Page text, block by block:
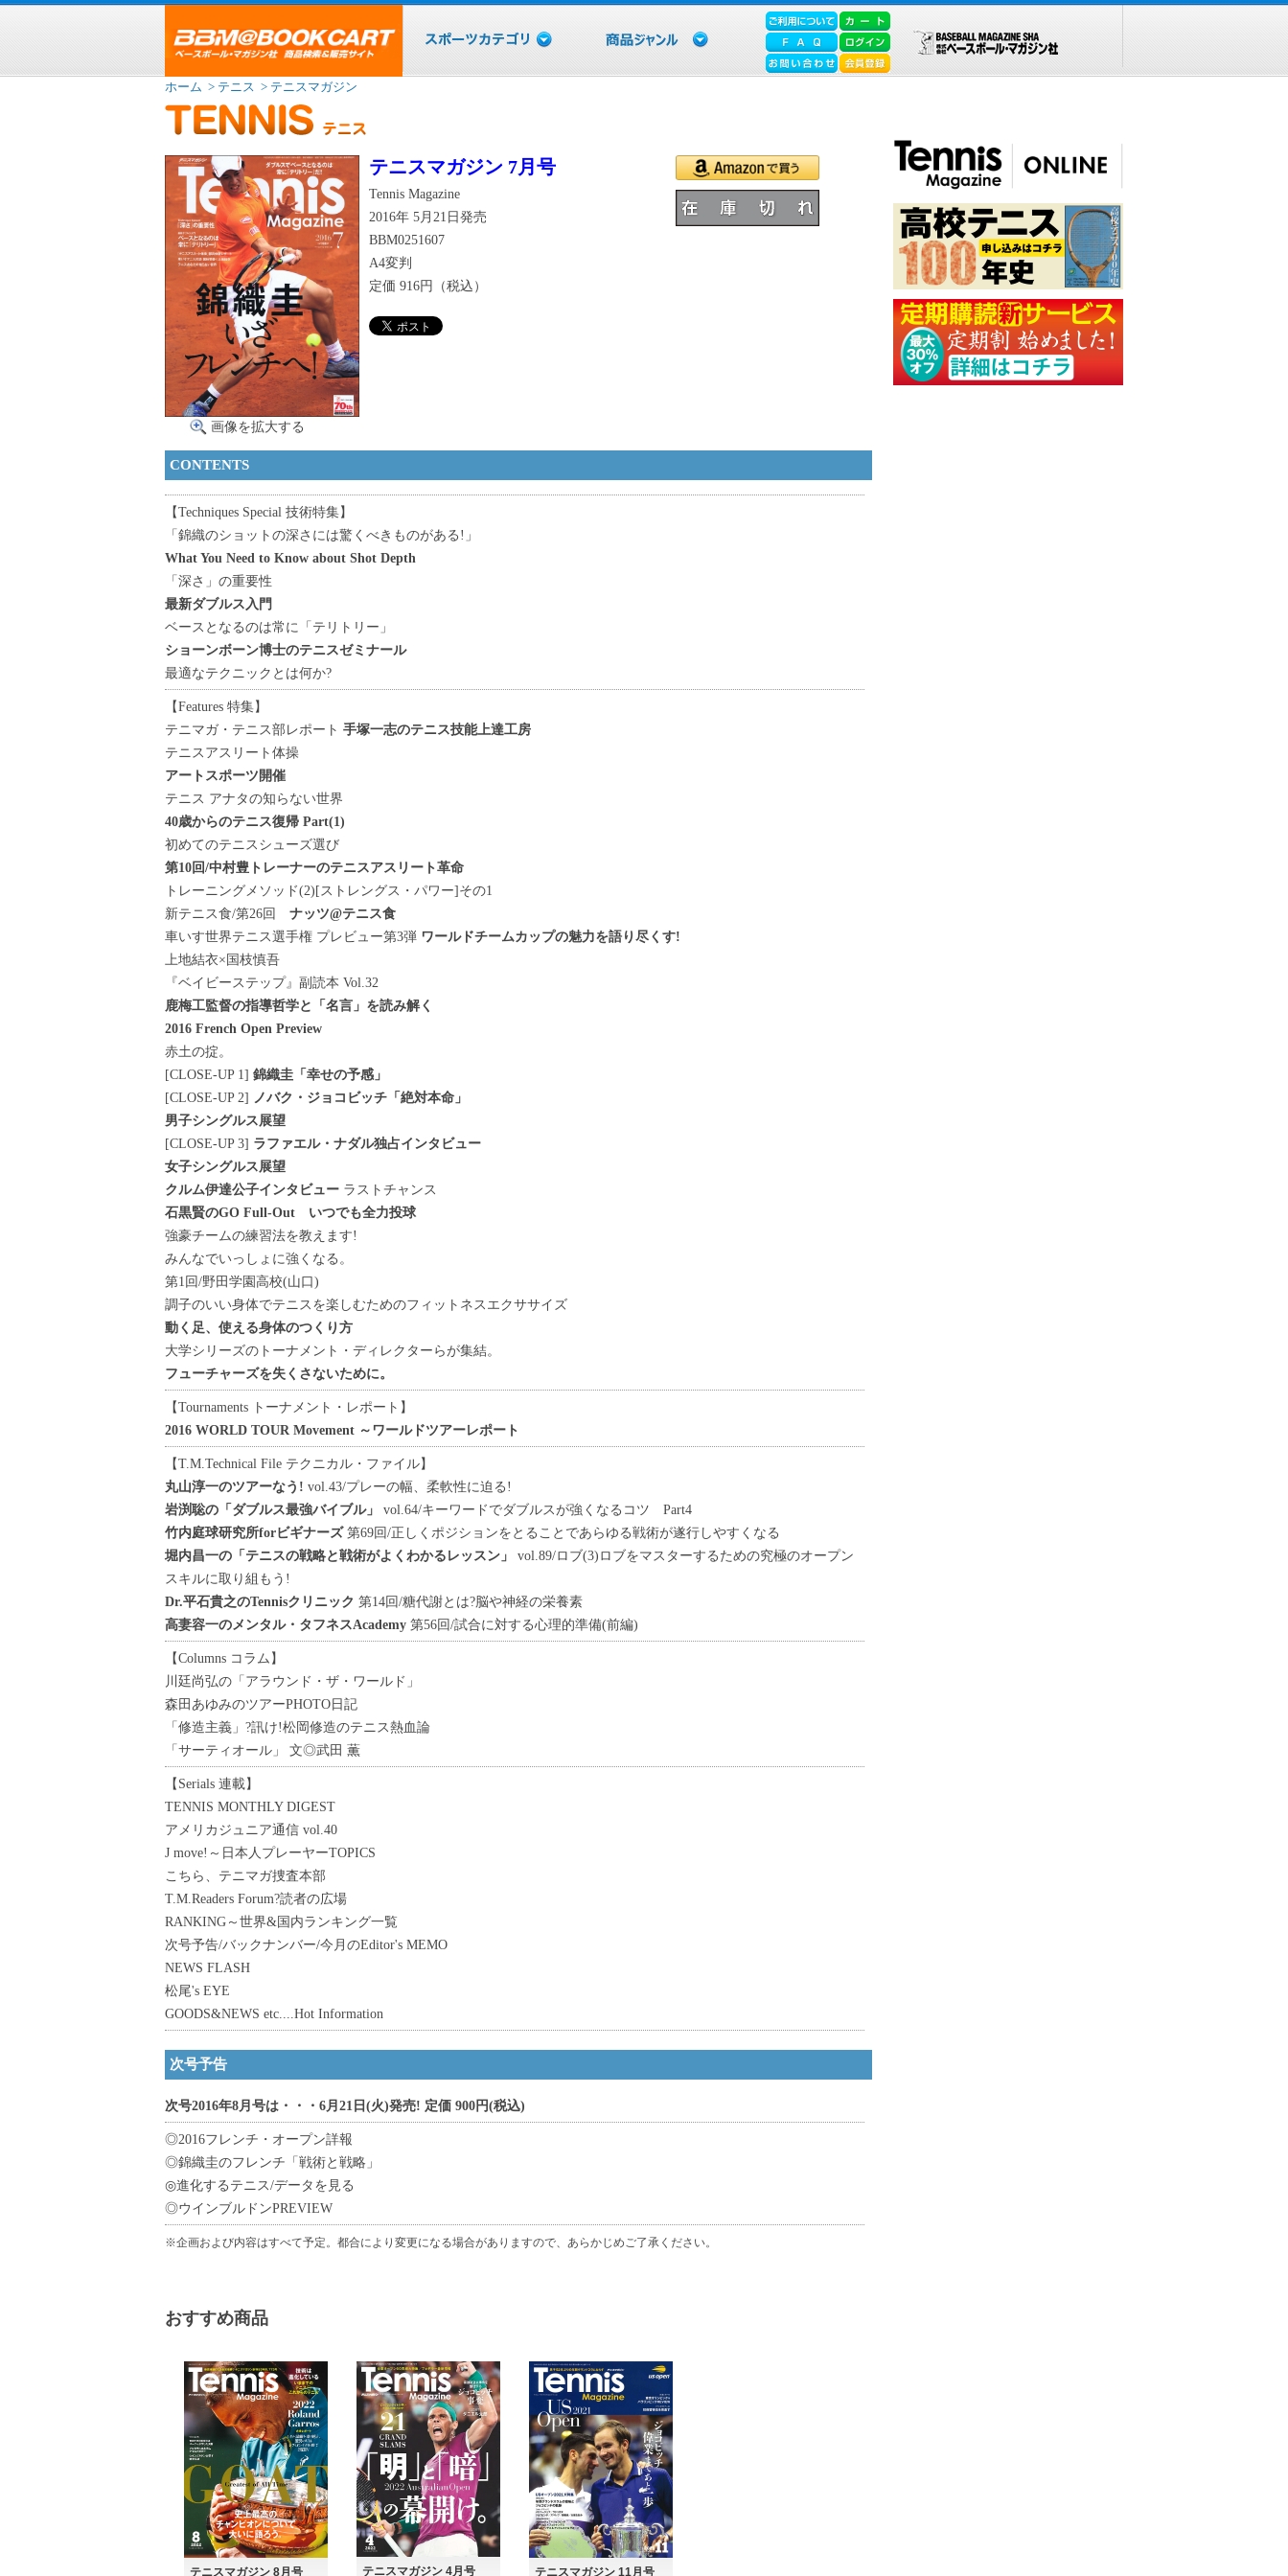
ホーム > テニス > テニスマガジン
画像を拡大する
テニスマガジン 7月号
Tennis Magazine
2016年 5月21日発売
BBM0251607
A4変判
定価 916円（税込）
CONTENTS
【Techniques Special 技術特集】
「錦織のショットの深さには驚くべきものがある!」
What You Need to Know about Shot Depth
「深さ」の重要性
最新ダブルス入門
ベースとなるのは常に「テリトリー」
ショーンボーン博士のテニスゼミナール
最適なテクニックとは何か?
【Features 特集】
テニマガ・テニス部レポート 手塚一志のテニス技能上達工房
テニスアスリート体操
アートスポーツ開催
テニス アナタの知らない世界
40歳からのテニス復帰 Part(1)
初めてのテニスシューズ選び
第10回/中村豊トレーナーのテニスアスリート革命
トレーニングメソッド(2)[ストレングス・パワー]その1
新テニス食/第26回 ナッツ@テニス食
車いす世界テニス選手権 プレビュー第3弾 ワールドチームカップの魅力を語り尽くす!
上地結衣×国枝慎吾
『ベイビーステップ』副読本 Vol.32
鹿梅工監督の指導哲学と「名言」を読み解く
2016 French Open Preview
赤土の掟。
[CLOSE-UP 1] 錦織圭「幸せの予感」
[CLOSE-UP 2] ノバク・ジョコビッチ「絶対本命」
男子シングルス展望
[CLOSE-UP 3] ラファエル・ナダル独占インタビュー
女子シングルス展望
クルム伊達公子インタビュー ラストチャンス
石黒賢のGO Full-Out いつでも全力投球
強豪チームの練習法を教えます!
みんなでいっしょに強くなる。
第1回/野田学園高校(山口)
調子のいい身体でテニスを楽しむためのフィットネスエクササイズ
動く足、使える身体のつくり方
大学シリーズのトーナメント・ディレクターらが集結。
フューチャーズを失くさないために。
【Tournaments トーナメント・レポート】
2016 WORLD TOUR Movement ～ワールドツアーレポート
【T.M.Technical File テクニカル・ファイル】
丸山淳一のツアーなう! vol.43/プレーの幅、柔軟性に迫る!
岩渕聡の「ダブルス最強バイブル」
vol.64/キーワードでダブルスが強くなるコツ Part4
竹内庭球研究所forビギナーズ第69回/正しくポジションをとることであらゆる戦術が遂行しやすくなる
堀内昌一の「テニスの戦略と戦術がよくわかるレッスン」
vol.89/ロブ(3)ロブをマスターするための究極のオープン
スキルに取り組もう!
Dr.平石貴之のTennisクリニック 第14回/糖代謝とは?脳や神経の栄養素
高妻容一のメンタル・タフネスAcademy 第56回/試合に対する心理的準備(前編)
【Columns コラム】
川廷尚弘の「アラウンド・ザ・ワールド」
森田あゆみのツアーPHOTO日記
「修造主義」?訊け!松岡修造のテニス熱血論
「サーティオール」 文◎武田 薫
【Serials 連載】
TENNIS MONTHLY DIGEST
アメリカジュニア通信 vol.40
J move!～日本人プレーヤーTOPICS
こちら、テニマガ捜査本部
T.M.Readers Forum?読者の広場
RANKING～世界&国内ランキング一覧
次号予告/バックナンバー/今月のEditor's MEMO
NEWS FLASH
松尾's EYE
GOODS&NEWS etc....Hot Information
次号予告
次号2016年8月号は・・・6月21日(火)発売! 定価 900円(税込)
◎2016フレンチ・オープン詳報
◎錦織圭のフレンチ「戦術と戦略」
◎進化するテニス/データを見る
◎ウインブルドンPREVIEW
※企画および内容はすべて予定。都合により変更になる場合がありますので、あらかじめご了承ください。
おすすめ商品
テニスマガジン 8月号 テニスマガジン 4月号 テニスマガジン 11月号